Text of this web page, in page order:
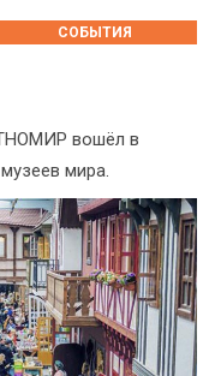
СОБЫТИЯ
вошёл в
мира.